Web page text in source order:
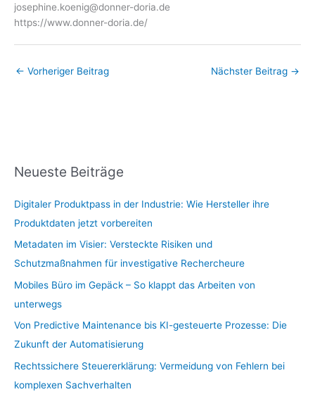
josephine.koenig@donner-doria.de
https://www.donner-doria.de/
← Vorheriger Beitrag Nächster Beitrag →
Neueste Beiträge
Digitaler Produktpass in der Industrie: Wie Hersteller ihre
Produktdaten jetzt vorbereiten
Metadaten im Visier: Versteckte Risiken und
Schutzmaßnahmen für investigative Rechercheure
Mobiles Büro im Gepäck – So klappt das Arbeiten von
unterwegs
Von Predictive Maintenance bis KI-gesteuerte Prozesse: Die
Zukunft der Automatisierung
Rechtssichere Steuererklärung: Vermeidung von Fehlern bei
komplexen Sachverhalten